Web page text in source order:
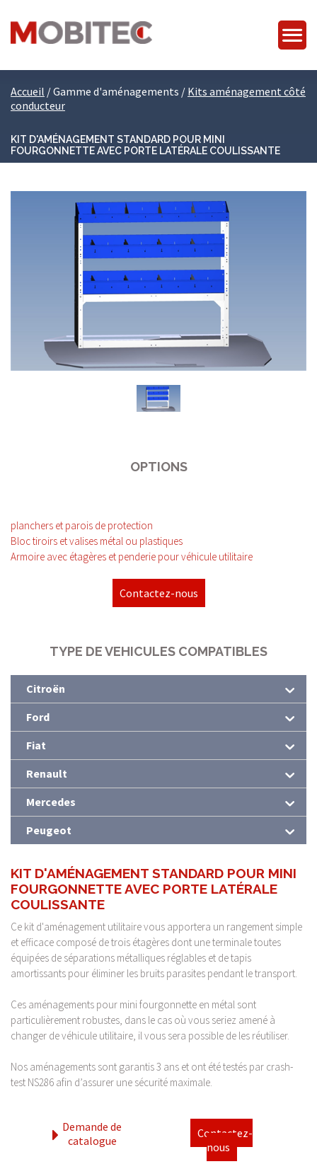
Accueil /Gamme d'aménagements / Kits aménagement côté
conducteur
KIT D'AMÉNAGEMENT STANDARD POUR MINI
FOURGONNETTE AVEC PORTE LATÉRALE COULISSANTE
OPTIONS
planchers et parois de protection
Bloc tiroirs et valises métal ou plastiques
Armoire avec étagères et penderie pour véhicule utilitaire
Contactez-nous
TYPE DE VEHICULES COMPATIBLES
Citroën
Ford
Fiat
Renault
Mercedes
Peugeot
KIT D'AMÉNAGEMENT STANDARD POUR MINI
FOURGONNETTE AVEC PORTE LATÉRALE
COULISSANTE
Ce kit d'aménagement utilitaire vous apportera un rangement simple
et efficace composé de trois étagères dont une terminale toutes
équipées de séparations métalliques réglables et de tapis
amortissants pour éliminer les bruits parasites pendant le transport.
Ces aménagements pour mini fourgonnette en métal sont
particulièrement robustes, dans le cas où vous seriez amené à
changer de véhicule utilitaire, il vous sera possible de les réutiliser.
Nos aménagements sont garantis 3 ans et ont été testés par crash-
test NS286 afin d’assurer une sécurité maximale.
Demande de
catalogue
Contactez-
nous